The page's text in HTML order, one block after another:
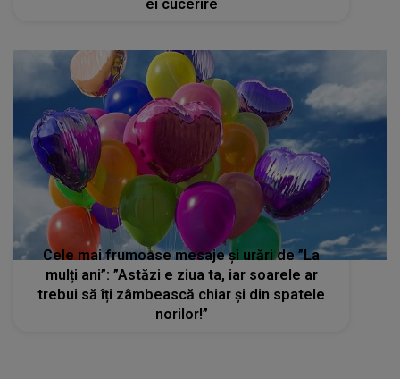
ei cucerire
Cele mai frumoase mesaje și urări de ”La
mulți ani”: ”Astăzi e ziua ta, iar soarele ar
trebui să îți zâmbească chiar și din spatele
norilor!”